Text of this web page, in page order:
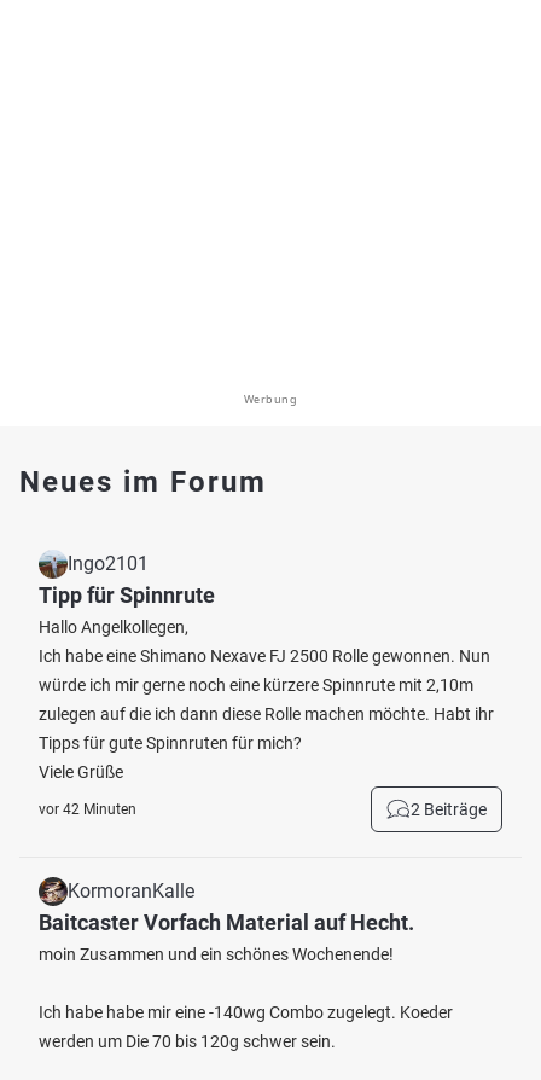
Werbung
Neues im Forum
Ingo2101
Tipp für Spinnrute
Hallo Angelkollegen,
Ich habe eine Shimano Nexave FJ 2500 Rolle gewonnen. Nun
würde ich mir gerne noch eine kürzere Spinnrute mit 2,10m
zulegen auf die ich dann diese Rolle machen möchte. Habt ihr
Tipps für gute Spinnruten für mich?
Viele Grüße
vor 42 Minuten 2 Beiträge
KormoranKalle
Baitcaster Vorfach Material auf Hecht.
moin Zusammen und ein schönes Wochenende!
Ich habe habe mir eine -140wg Combo zugelegt. Koeder
werden um Die 70 bis 120g schwer sein.